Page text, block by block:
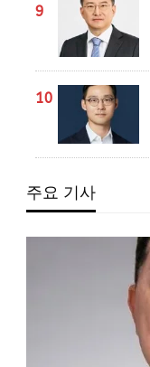
9
10
주요 기사